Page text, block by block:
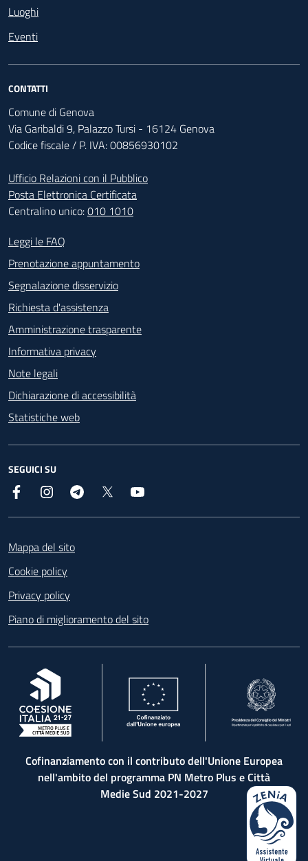
Luoghi
Eventi
CONTATTI
Comune di Genova
Via Garibaldi 9, Palazzo Tursi - 16124 Genova
Codice fiscale / P. IVA: 00856930102
Ufficio Relazioni con il Pubblico
Posta Elettronica Certificata
Centralino unico:010 1010
Footer - Contatti
Leggi le FAQ
Prenotazione appuntamento
Segnalazione disservizio
Richiesta d'assistenza
Amministrazione trasparente
Informativa privacy
Note legali
Dichiarazione di accessibilità
Statistiche web
SEGUICI SU
Facebook InstagramTelegram
Mappa del sito
Cookie policy
Privacy policy
Piano di miglioramento del sito
, apre in una nuova scheda
Cofinanziamento con il contributo dell'Unione Europea
nell'ambito del programma PN Metro Plus e Città
Medie Sud 2021-2027